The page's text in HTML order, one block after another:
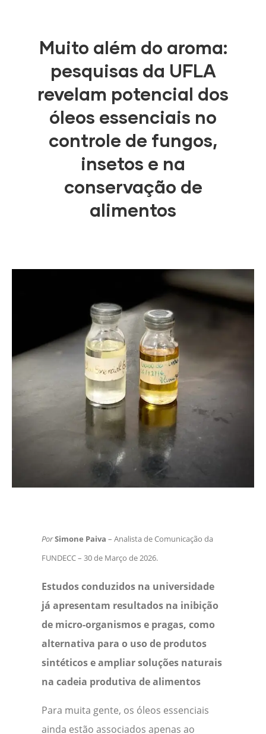
Muito além do aroma:
pesquisas da UFLA
revelam potencial dos
óleos essenciais no
controle de fungos,
insetos e na
conservação de
alimentos
PorSimone Paiva – Analista de Comunicação da
FUNDECC – 30 de Março de 2026.
Estudos conduzidos na universidade
já apresentam resultados na inibição
de micro-organismos e pragas, como
alternativa para o uso de produtos
sintéticos e ampliar soluções naturais
na cadeia produtiva de alimentos
Para muita gente, os óleos essenciais
ainda estão associados apenas ao